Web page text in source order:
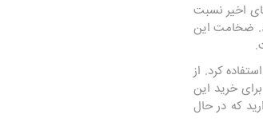
اخیر نسبت
ضخامت این
کرد. از
خرید این
که در حال